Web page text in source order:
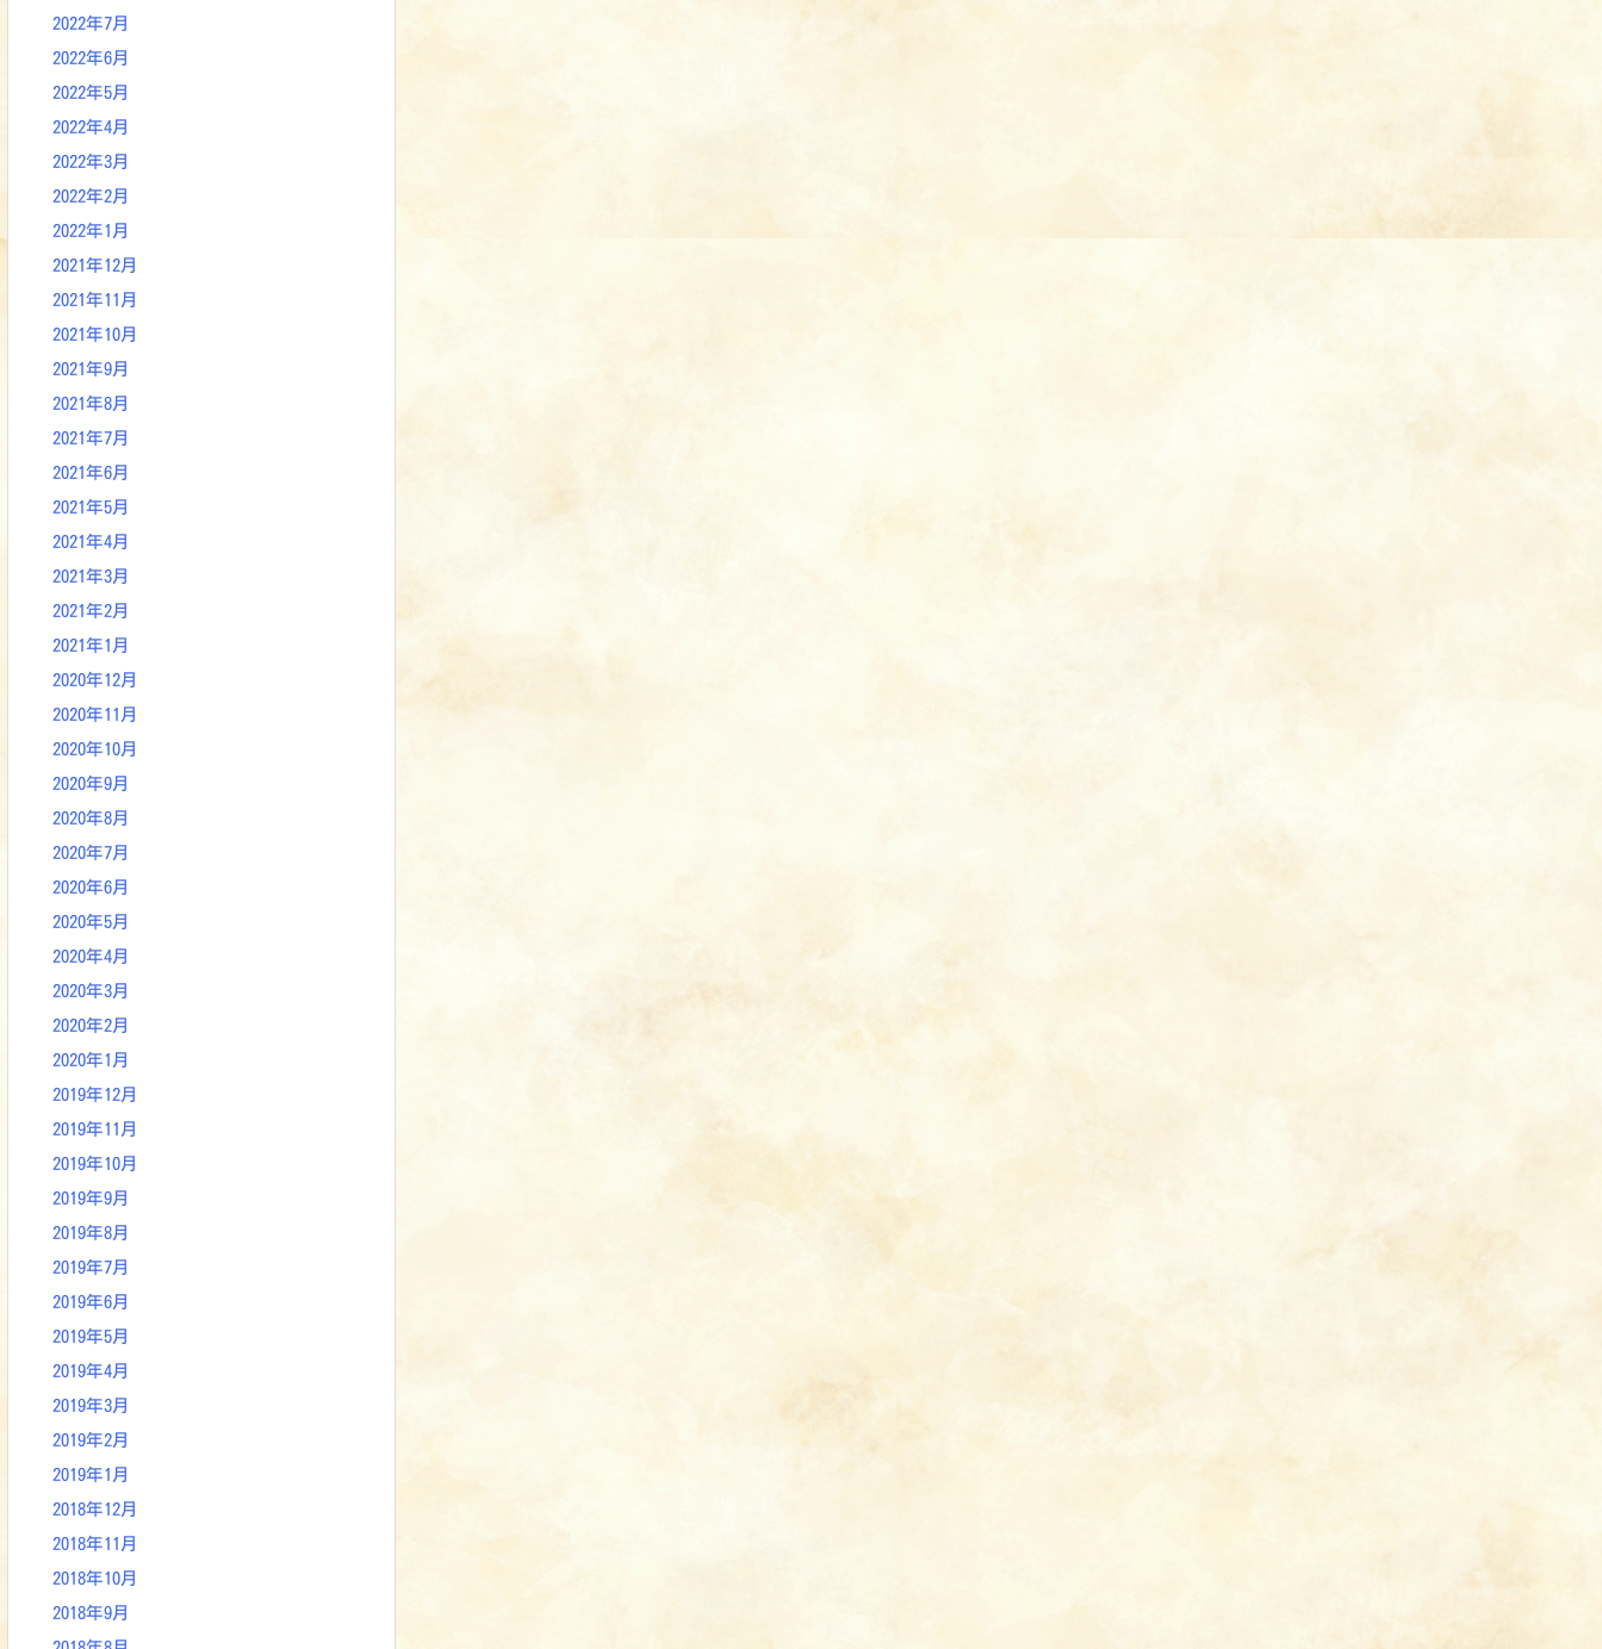
2022年7月
2022年6月
2022年5月
2022年4月
2022年3月
2022年2月
2022年1月
2021年12月
2021年11月
2021年10月
2021年9月
2021年8月
2021年7月
2021年6月
2021年5月
2021年4月
2021年3月
2021年2月
2021年1月
2020年12月
2020年11月
2020年10月
2020年9月
2020年8月
2020年7月
2020年6月
2020年5月
2020年4月
2020年3月
2020年2月
2020年1月
2019年12月
2019年11月
2019年10月
2019年9月
2019年8月
2019年7月
2019年6月
2019年5月
2019年4月
2019年3月
2019年2月
2019年1月
2018年12月
2018年11月
2018年10月
2018年9月